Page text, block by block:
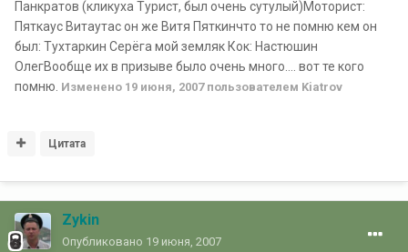
Панкратов (кликуха Турист, был очень сутулый)Моторист:
Пяткаус Витаутас он же Витя Пяткинчто то не помню кем он
был: Тухтаркин Серёга мой земляк Кок: Настюшин
ОлегВообще их в призыве было очень много.... вот те кого
помню. Изменено 19 июня, 2007пользователем Kiatrov
Цитата
Zykin
Опубликовано 19 июня, 2007